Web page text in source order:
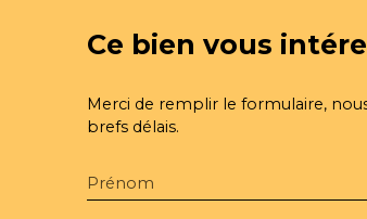
Ce bien vous
Merci de remplir le formulaire,
brefs délais.
Prénom